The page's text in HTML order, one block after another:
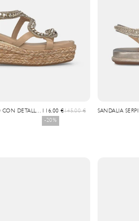
CON DETALLE
Prix de vente
116,00 €Prix normal
145,00 €
-20%
SANDALIA